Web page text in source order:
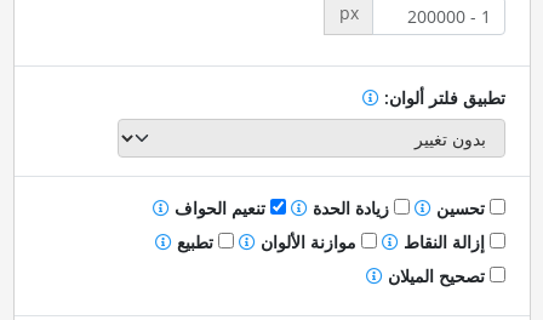
px
تطبيق فلتر ألوان:
تحسين زيادة الحدة
تنعيم الحواف
إزالة النقاط
موازنة الألوان
تطبيع
تصحيح الميلان